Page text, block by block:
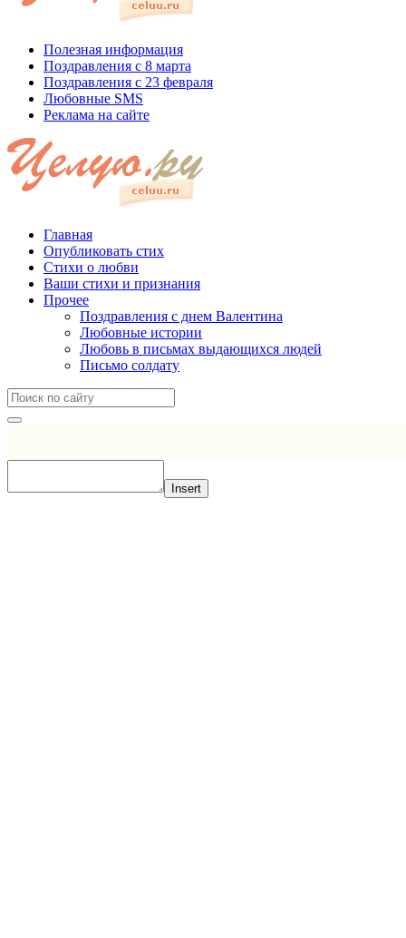
Полезная информация
Поздравления с 8 марта
Поздравления с 23 февраля
Любовные SMS
Реклама на сайте
Главная
Опубликовать стих
Стихи о любви
Ваши стихи и признания
Прочее
Поздравления с днем Валентина
Любовные истории
Любовь в письмах выдающихся людей
Письмо солдату
Insert